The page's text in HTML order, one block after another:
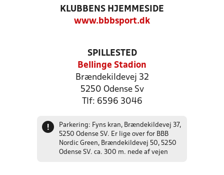
KLUBBENS HJEMMESIDE
www.bbbsport.dk
SPILLESTED
Bellinge Stadion
Brændekildevej 32
5250 Odense Sv
Tlf: 6596 3046
!
Parkering: Fyns kran, Brændekildevej 37,
5250 Odense SV. Er lige over for BBB
Nordic Green, Brændekildevej 50, 5250
Odense SV. ca. 300 m. nede af vejen